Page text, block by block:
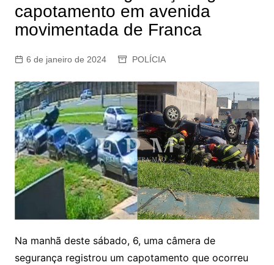
capotamento em avenida
movimentada de Franca
6 de janeiro de 2024 POLÍCIA
Na manhã deste sábado, 6, uma câmera de
segurança registrou um capotamento que ocorreu